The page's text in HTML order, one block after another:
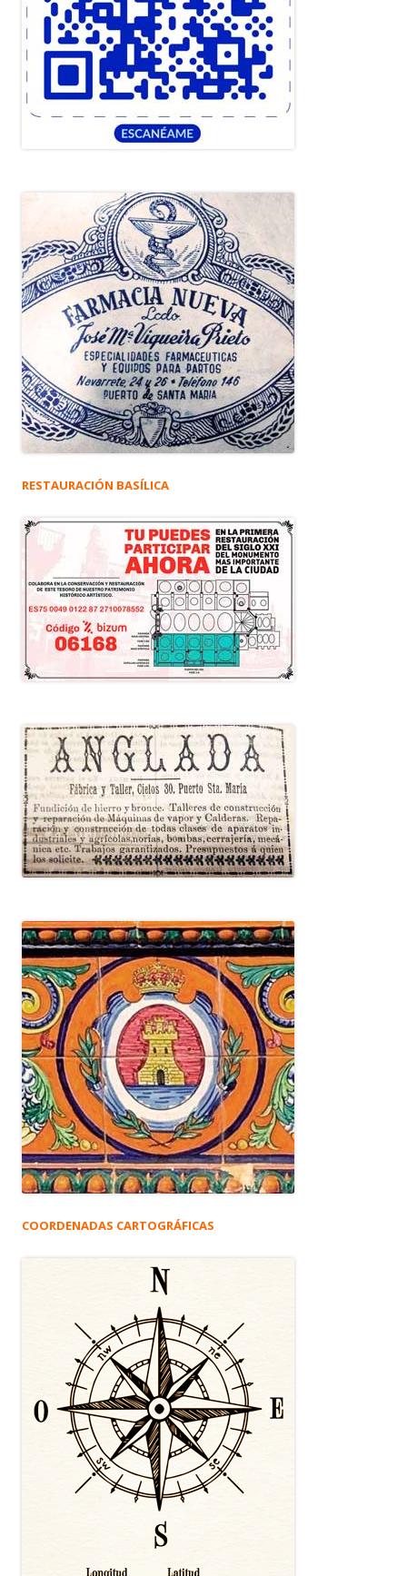
RESTAURACIÓN BASÍLICA
COORDENADAS CARTOGRÁFICAS